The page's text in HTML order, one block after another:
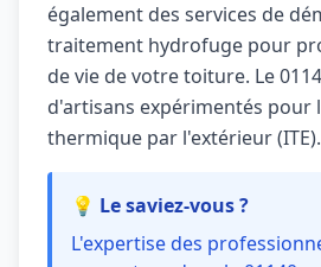
également des services de
traitement hydrofuge pour
de vie de votre toiture. Le
d'artisans expérimentés pour
thermique par l'extérieur (ITE).
💡 Le saviez-vous ?
L'expertise des